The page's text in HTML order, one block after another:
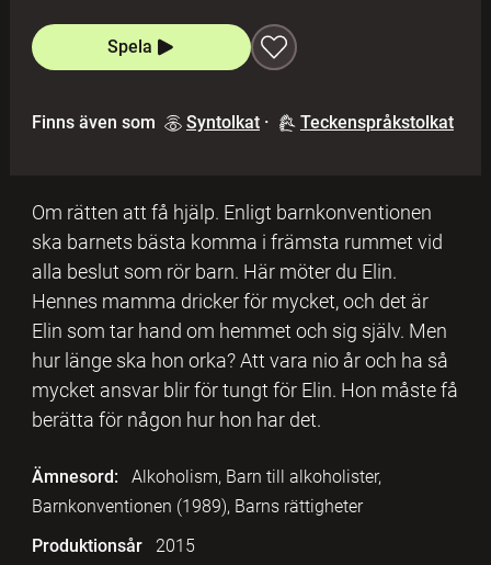
Spela
Finns även som Syntolkat · Teckenspråkstolkat
Om rätten att få hjälp. Enligt barnkonventionen
ska barnets bästa komma i främsta rummet vid
alla beslut som rör barn. Här möter du Elin.
Hennes mamma dricker för mycket, och det är
Elin som tar hand om hemmet och sig själv. Men
hur länge ska hon orka? Att vara nio år och ha så
mycket ansvar blir för tungt för Elin. Hon måste få
berätta för någon hur hon har det.
Ämnesord:
Alkoholism, Barn till alkoholister,
Barnkonventionen (1989), Barns rättigheter
Produktionsår
2015